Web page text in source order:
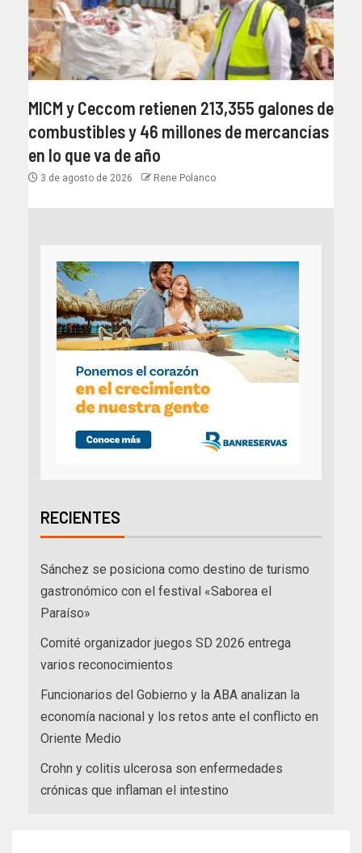
MICM y Ceccom retienen 213,355 galones de
combustibles y 46 millones de mercancías
en lo que va de año
3 de agosto de 2026 Rene Polanco
RECIENTES
Sánchez se posiciona como destino de turismo
gastronómico con el festival «Saborea el
Paraíso»
Comité organizador juegos SD 2026 entrega
varios reconocimientos
Funcionarios del Gobierno y la ABA analizan la
economía nacional y los retos ante el conflicto en
Oriente Medio
Crohn y colitis ulcerosa son enfermedades
crónicas que inflaman el intestino